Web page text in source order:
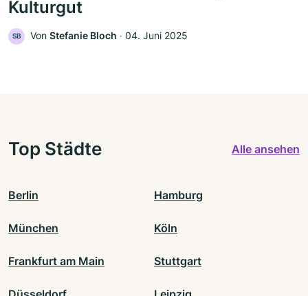
Kulturgut
SB Von Stefanie Bloch ‧ 04. Juni 2025
Top Städte Alle ansehen
Berlin Hamburg
München Köln
Frankfurt am Main Stuttgart